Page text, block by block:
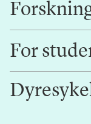
Om oss
Alumni
Forskning
Innovasjon
For
Studentlivet